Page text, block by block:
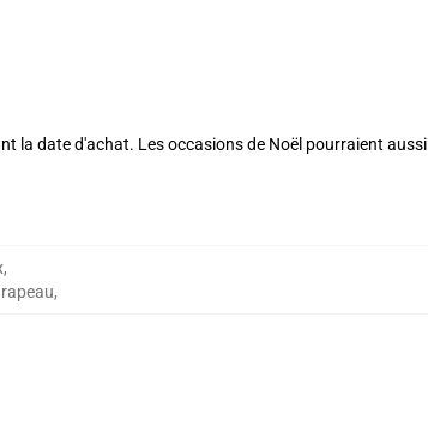
la date d'achat. Les occasions de Noël pourraient aussi
,
,